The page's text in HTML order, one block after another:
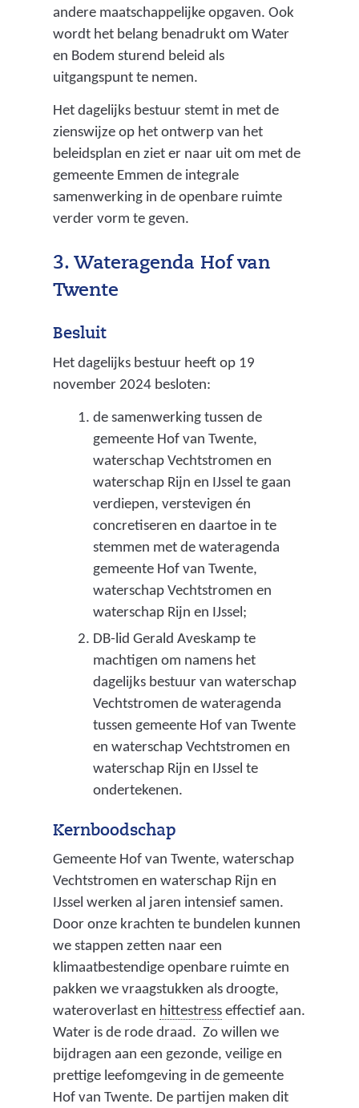
andere maatschappelijke opgaven. Ook
wordt het belang benadrukt om Water
en Bodem sturend beleid als
uitgangspunt te nemen.
Het dagelijks bestuur stemt in met de
zienswijze op het ontwerp van het
beleidsplan en ziet er naar uit om met de
gemeente Emmen de integrale
samenwerking in de openbare ruimte
verder vorm te geven.
3. Wateragenda Hof van
Twente
Besluit
Het dagelijks bestuur heeft op 19
november 2024 besloten:
de samenwerking tussen de
gemeente Hof van Twente,
waterschap Vechtstromen en
waterschap Rijn en IJssel te gaan
verdiepen, verstevigen én
concretiseren en daartoe in te
stemmen met de wateragenda
gemeente Hof van Twente,
waterschap Vechtstromen en
waterschap Rijn en IJssel;
DB-lid Gerald Aveskamp te
machtigen om namens het
dagelijks bestuur van waterschap
Vechtstromen de wateragenda
tussen gemeente Hof van Twente
en waterschap Vechtstromen en
waterschap Rijn en IJssel te
ondertekenen.
Kernboodschap
Gemeente Hof van Twente, waterschap
Vechtstromen en waterschap Rijn en
IJssel werken al jaren intensief samen.
Door onze krachten te bundelen kunnen
we stappen zetten naar een
klimaatbestendige openbare ruimte en
pakken we vraagstukken als droogte,
wateroverlast en hittestress(
p
r
o
b
effectief aan.
Water is de rode draad. Zo willen we
bijdragen aan een gezonde, veilige en
prettige leefomgeving in de gemeente
Hof van Twente. De partijen maken dit